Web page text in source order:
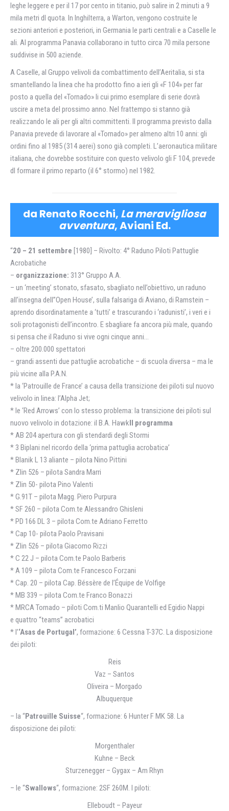
leghe leggere e per il 17 por cento in titanio, può salire in 2 minuti a 9
mila metri dl quota. In Inghilterra, a Warton, vengono costruite le
sezioni anteriori e posteriori, in Germania le parti centrali e a Caselle le
ali. Al programma Panavia collaborano in tutto circa 70 mila persone
suddivise in 500 aziende.
A Caselle, al Gruppo velivoli da combattimento dell’Aeritalia, si sta
smantellando la linea che ha prodotto fino a ieri gli «F 104» per far
posto a quella del «Tornado» li cui primo esemplare di serie dovrà
uscire a meta del prossimo anno. Nel frattempo si stanno già
realizzando le ali per gli altri committenti. Il programma previsto dalla
Panavia prevede di lavorare al «Tornado» per almeno altri 10 anni: gli
ordini fino al 1985 (314 aerei) sono già completi. L’aeronautica militare
italiana, che dovrebbe sostituire con questo velivolo gli F 104, prevede
dl formare il primo reparto (il 6° stormo) nel 1982.
da Renato Rocchi, La meravigliosa
avventura, Aviani Ed.
“20 – 21 settembre [1980] – Rivolto: 4° Raduno Piloti Pattuglie
Acrobatiche
– organizzazione: 313° Gruppo A.A.
– un ‘meeting’ stonato, sfasato, sbagliato nell’obiettivo, un raduno
all’insegna dell”Open House’, sulla falsariga di Aviano, di Ramstein –
aprendo disordinatamente a ‘tutti’ e trascurando i ‘radunisti’, i veri e i
soli protagonisti dell’incontro. E sbagliare fa ancora più male, quando
si pensa che il Raduno si vive ogni cinque anni…
– oltre 200.000 spettatori
– grandi assenti due pattuglie acrobatiche – di scuola diversa – ma le
più vicine alla P.A.N.
* la ‘Patrouille de France’ a causa della transizione dei piloti sul nuovo
velivolo in linea: l’Alpha Jet;
* le ‘Red Arrows’ con lo stesso problema: la transizione dei piloti sul
nuovo velivolo in dotazione: il B.A. HawkIl programma
* AB 204 apertura con gli stendardi degli Stormi
* 3 Biplani nel ricordo della ‘prima pattuglia acrobatica’
* Blanik L 13 aliante – pilota Nino Pittini
* Zlin 526 – pilota Sandra Marri
* Zlin 50- pilota Pino Valenti
* G.91T – pilota Magg. Piero Purpura
* SF 260 – pilota Com.te Alessandro Ghisleni
* PD 166 DL 3 – pilota Com.te Adriano Ferretto
* Cap 10- pilota Paolo Pravisani
* Zlin 526 – pilota Giacomo Rizzi
* C 22 J – pilota Com.te Paolo Barberis
* A 109 – pilota Com.te Francesco Forzani
* Cap. 20 – pilota Cap. Béssère de l’Équipe de Volfige
* MB 339 – pilota Com.te Franco Bonazzi
* MRCA Tornado – piloti Com.ti Manlio Quarantelli ed Egidio Nappi
e quattro “teams” acrobatici
* l’‘Asas de Portugal’, formazione: 6 Cessna T-37C. La disposizione
dei piloti:
Reis
Vaz – Santos
Oliveira – Morgado
Albuquerque
– la “Patrouille Suisse“, formazione: 6 Hunter F MK 58. La
disposizione dei piloti:
Morgenthaler
Kuhne – Beck
Sturzenegger – Gygax – Am Rhyn
– le “Swallows“, formazione: 2SF 260M. I piloti:
Elleboudt – Payeur